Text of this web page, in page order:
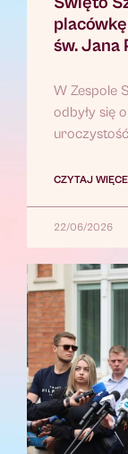
św. Jana
W Zespole
odbyły się
CZYTAJ
22/06/2026